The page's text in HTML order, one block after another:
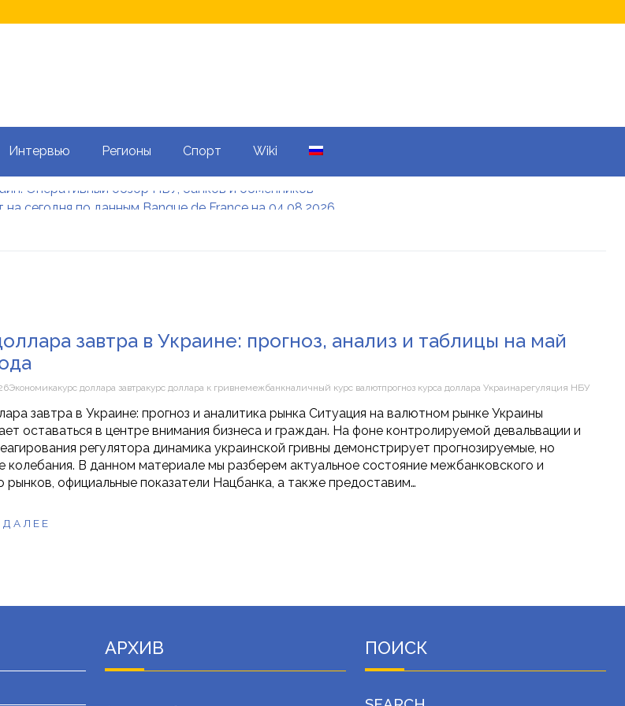
Интервью Регионы Спорт Wiki
на сегодня по данным Banque de France на 04.08.2026
завтра в Украине: прогноз, анализ и таблицы на май
Экономикакурс доллара завтракурс доллара к гривнемежбанкналичный курс валютпрогноз курса доллара Украинарегуляция НБУ
завтра в Украине: прогноз и аналитика рынка Ситуация на валютном рынке Украины
оставаться в центре внимания бизнеса и граждан. На фоне контролируемой девальвации и
регулятора динамика украинской гривны демонстрирует прогнозируемые, но
колебания. В данном материале мы разберем актуальное состояние межбанковского и
рынков, официальные показатели Нацбанка, а также предоставим…
АРХИВ ПОИСК